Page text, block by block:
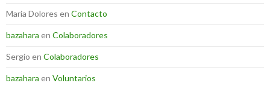
Maria Dolores en Contacto
bazahara en Colaboradores
Sergio en Colaboradores
bazahara en Voluntarios